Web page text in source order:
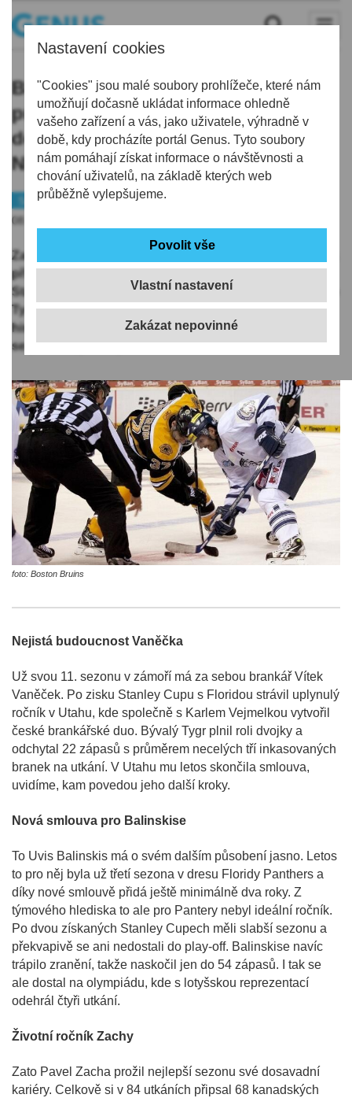
Nastavení cookies
"Cookies" jsou malé soubory prohlížeče, které nám
umožňují dočasně ukládat informace ohledně
vašeho zařízení a vás, jako uživatele, výhradně v
době, kdy procházíte portál Genus. Tyto soubory
nám pomáhají získat informace o návštěvnosti a
chování uživatelů, na základě kterých web
průběžně vylepšujeme.
Vlastní nastavení
Bílí Tygři za mořem: Pavel Zacha
prožil nejlepší sezonu své
dosavadní kariéry, Klapka stabilně v
NHL
Hokej
Sport
08.06.2026 | 5:45
Zatímco v české extralize se týmy už pilně připravují na
příští sezonu, v NHL ještě vrcholí souboj o slavný
Stanley Cup. Ve finále sice tentokrát žádného bývalého
Tygra nenajdeme, ale několik hráčů s libereckou
historií letos v zámoří prožilo úspěšný ročník. Pojďme
se podívat, jak se jim dařilo.
foto: Boston Bruins
Nejistá budoucnost Vaněčka
Už svou 11. sezonu v zámoří má za sebou brankář Vítek
Vaněček. Po zisku Stanley Cupu s Floridou strávil uplynulý
ročník v Utahu, kde společně s Karlem Vejmelkou vytvořil
české brankářské duo. Bývalý Tygr plnil roli dvojky a
odchytal 22 zápasů s průměrem necelých tří inkasovaných
branek na utkání. V Utahu mu letos skončila smlouva,
uvidíme, kam povedou jeho další kroky.
Nová smlouva pro Balinskise
To Uvis Balinskis má o svém dalším působení jasno. Letos
to pro něj byla už třetí sezona v dresu Floridy Panthers a
díky nové smlouvě přidá ještě minimálně dva roky. Z
týmového hlediska to ale pro Pantery nebyl ideální ročník.
Po dvou získaných Stanley Cupech měli slabší sezonu a
překvapivě se ani nedostali do play-off. Balinskise navíc
trápilo zranění, takže naskočil jen do 54 zápasů. I tak se
ale dostal na olympiádu, kde s lotyšskou reprezentací
odehrál čtyři utkání.
Životní ročník Zachy
Zato Pavel Zacha prožil nejlepší sezonu své dosavadní
kariéry. Celkově si v 84 utkáních připsal 68 kanadských